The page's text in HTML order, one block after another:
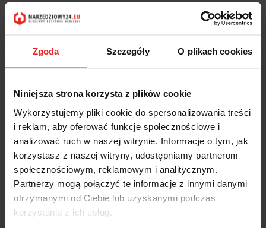
Zgoda Szczegóły O plikach cookies
Niniejsza strona korzysta z plików cookie
Wykorzystujemy pliki cookie do spersonalizowania treści
i reklam, aby oferować funkcje społecznościowe i
analizować ruch w naszej witrynie. Informacje o tym, jak
korzystasz z naszej witryny, udostępniamy partnerom
społecznościowym, reklamowym i analitycznym.
Partnerzy mogą połączyć te informacje z innymi danymi
otrzymanymi od Ciebie lub uzyskanymi podczas
korzystania z ich usług.